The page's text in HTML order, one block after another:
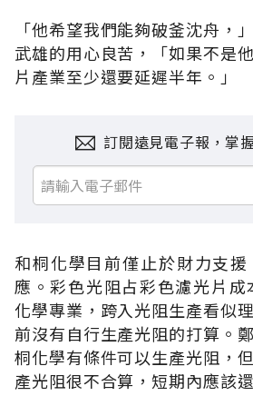
「他希望我們能夠破釜沈舟，
武雄的用心良苦，「如果不是
片產業至少還要延遲半年。」
訂閱遠見電子報，掌
和桐化學目前僅止於財力支
應。彩色光阻占彩色濾光片
化學專業，跨入光阻生產看似
前沒有自行生產光阻的打算。
桐化學有條件可以生產光阻，
產光阻很不合算，短期內應該